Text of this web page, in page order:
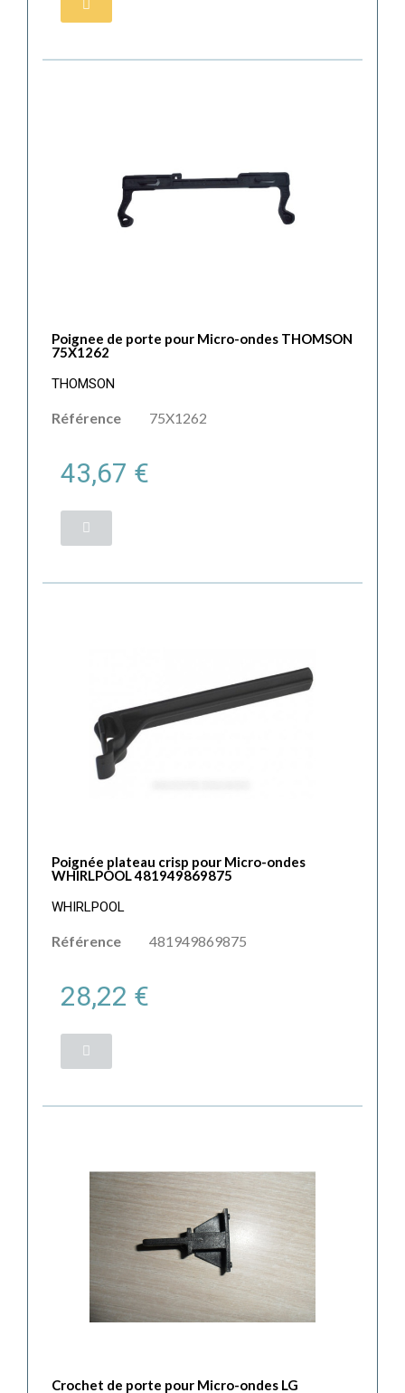
Poignee de porte pour Micro-ondes THOMSON
75X1262
THOMSON
Référence 75X1262
43,67 €
Poignée plateau crisp pour Micro-ondes
WHIRLPOOL 481949869875
WHIRLPOOL
Référence 481949869875
28,22 €
Crochet de porte pour Micro-ondes LG